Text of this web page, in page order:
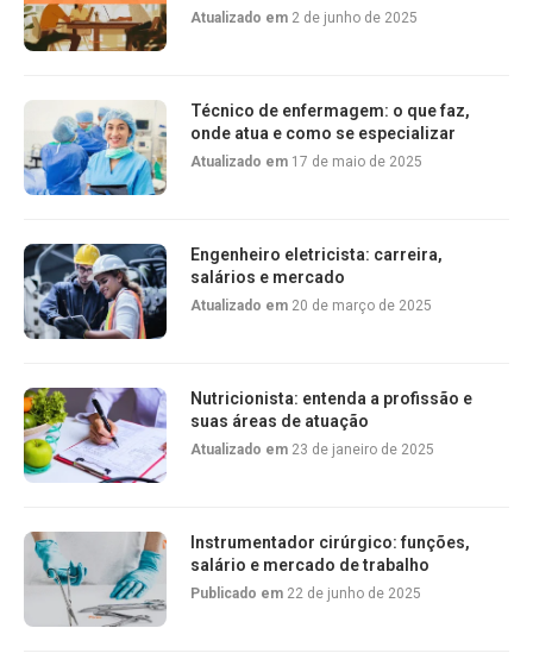
Atualizado em 2 de junho de 2025
Técnico de enfermagem: o que faz,
onde atua e como se especializar
Atualizado em 17 de maio de 2025
Engenheiro eletricista: carreira,
salários e mercado
Atualizado em 20 de março de 2025
Nutricionista: entenda a profissão e
suas áreas de atuação
Atualizado em 23 de janeiro de 2025
Instrumentador cirúrgico: funções,
salário e mercado de trabalho
Publicado em 22 de junho de 2025